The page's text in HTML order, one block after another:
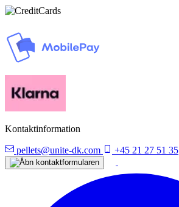
Kontaktinformation
pellets@unite-dk.com +45 21 27 51 35